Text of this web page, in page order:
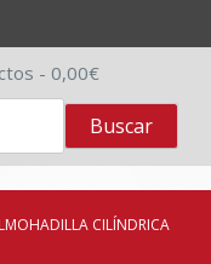
- 0,00€
CILÍNDRICA